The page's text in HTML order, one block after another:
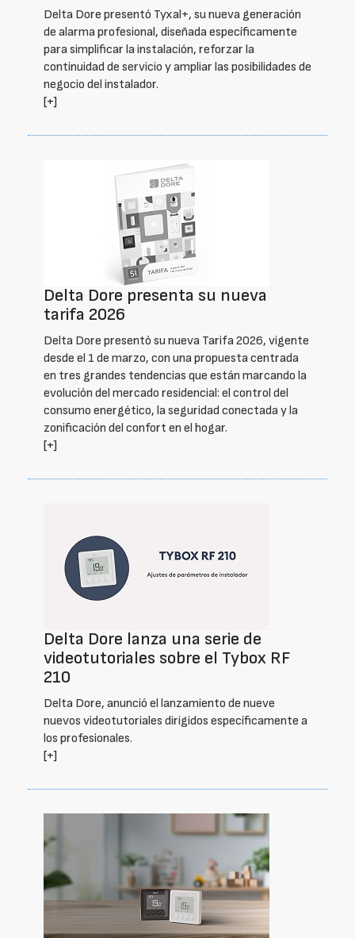
Delta Dore presentó Tyxal+, su nueva generación
de alarma profesional, diseñada específicamente
para simplificar la instalación, reforzar la
continuidad de servicio y ampliar las posibilidades de
negocio del instalador.
[+]
Delta Dore presenta su nueva
tarifa 2026
Delta Dore presentó su nueva Tarifa 2026, vigente
desde el 1 de marzo, con una propuesta centrada
en tres grandes tendencias que están marcando la
evolución del mercado residencial: el control del
consumo energético, la seguridad conectada y la
zonificación del confort en el hogar.
[+]
Delta Dore lanza una serie de
videotutoriales sobre el Tybox RF
210
Delta Dore, anunció el lanzamiento de nueve
nuevos videotutoriales dirigidos específicamente a
los profesionales.
[+]